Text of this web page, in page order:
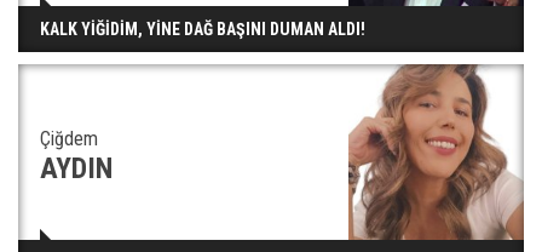
KALK YİĞİDİM, YİNE DAĞ BAŞINI DUMAN ALDI!
Çiğdem
AYDIN